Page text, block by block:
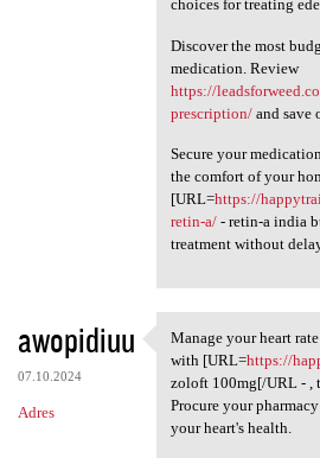
choices for treating
Discover the most
medication. Review
https://
prescription/and save
Secure your
the comfort of your
[URL=https://
retin-a/- retin-a india
treatment without
awopidiuu
07.10.2024
Adres
Manage your
Manage your heart
with [URL=https://
zoloft 100mg[/URL - ,
Procure your
your heart's health.